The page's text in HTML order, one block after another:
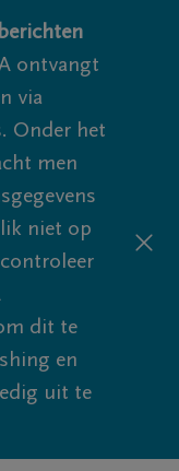
ontvangt
via
Onder het
men
niet op
dit te
en
uit te